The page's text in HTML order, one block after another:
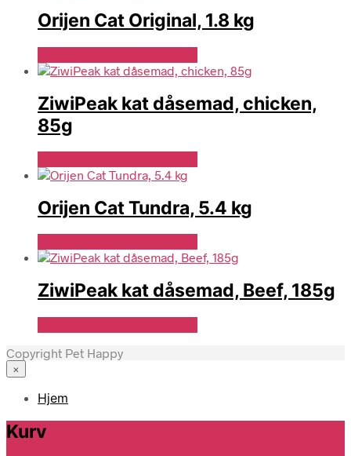
Orijen Cat Original, 1.8 kg
ZiwiPeak kat dåsemad, chicken,
85g
Orijen Cat Tundra, 5.4 kg
ZiwiPeak kat dåsemad, Beef, 185g
Copyright Pet Happy
×
Hjem
Kurv